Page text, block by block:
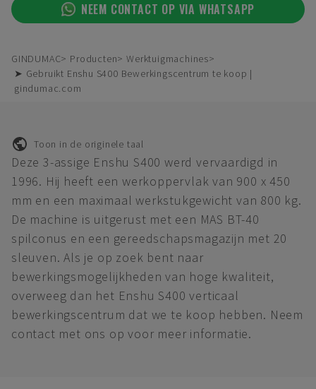
NEEM CONTACT OP VIA WHATSAPP
GINDUMAC Producten
Werktuigmachines
➤ Gebruikt Enshu S400 Bewerkingscentrum te koop |
gindumac.com
Toon in de originele taal
Deze 3-assige Enshu S400 werd vervaardigd in
1996. Hij heeft een werkoppervlak van 900 x 450
mm en een maximaal werkstukgewicht van 800 kg.
De machine is uitgerust met een MAS BT-40
spilconus en een gereedschapsmagazijn met 20
sleuven. Als je op zoek bent naar
bewerkingsmogelijkheden van hoge kwaliteit,
overweeg dan het Enshu S400 verticaal
bewerkingscentrum dat we te koop hebben. Neem
contact met ons op voor meer informatie.